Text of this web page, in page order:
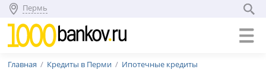
Пермь
Главная Кредиты в Перми Ипотечные кредиты